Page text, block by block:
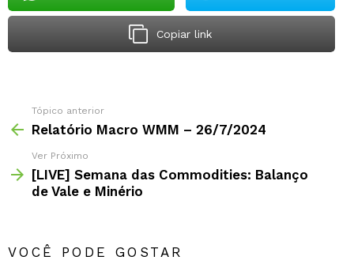
Copiar link
Tópico anterior
Relatório Macro WMM – 26/7/2024
Ver Próximo
[LIVE] Semana das Commodities: Balanço
de Vale e Minério
VOCÊ PODE GOSTAR